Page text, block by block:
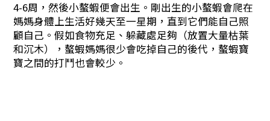
4-6周，然後小螯蝦便會出生。剛出生的小螯蝦會爬在
媽媽身體上生活好幾天至一星期，直到它們能自己照
顧自己。假如食物充足、躲藏處足夠（放置大量枯葉
和沉木），螯蝦媽媽很少會吃掉自己的後代，螯蝦寶
寶之間的打鬥也會較少。